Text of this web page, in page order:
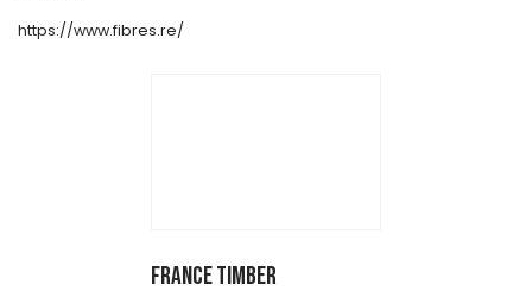
https://www.fibres.re/
FRANCE TIMBER